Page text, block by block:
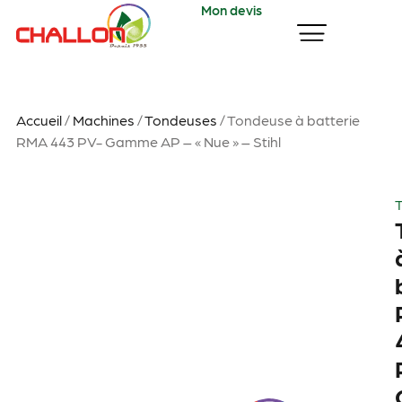
Mon devis
Accueil/ Machines /Tondeuses / Tondeuse à batterie
RMA 443 PV- Gamme AP – « Nue » – Stihl